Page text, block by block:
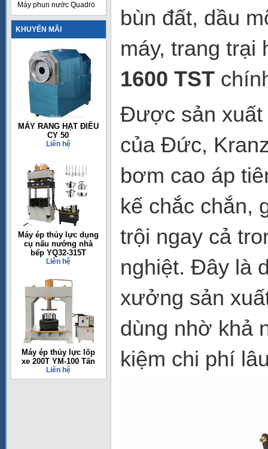
Máy phun nước Quadro
KHUYẾN MÃI
MÁY RANG HẠT ĐIỀU
CY 50
Liên hệ
Máy ép thủy lực dụng
cụ nấu nướng nhà
bếp YQ32-315T
Liên hệ
Máy ép thủy lực lốp
xe 200T YM-100 Tấn
Liên hệ
bùn đất, dầu
máy, trang
1600 TST
Được sản xuất
của Đức,
bơm cao áp
kế chắc chắn,
trội ngay cả
nghiệt. Đây là
xưởng sản
dùng nhờ khả
kiệm chi phí